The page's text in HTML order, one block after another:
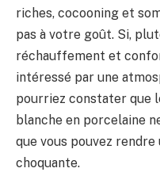
riches, cocooning et
pas à votre goût. Si,
réchauffement et
intéressé par une
pourriez constater que
blanche en porcelaine
que vous pouvez
choquante.